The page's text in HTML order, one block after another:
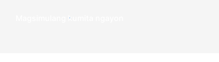
Magsimulang kumita ngayon